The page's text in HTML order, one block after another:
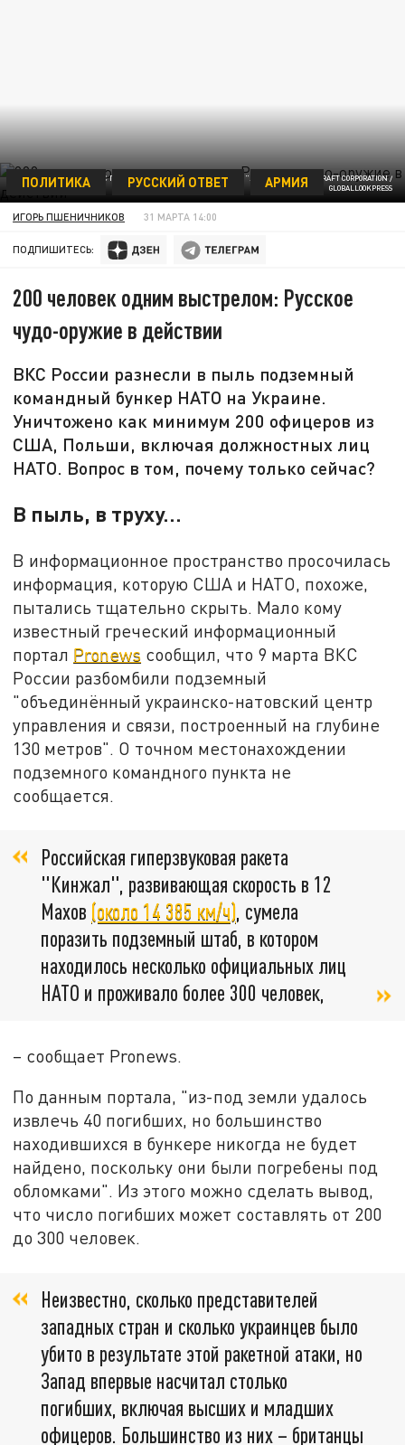
МИГ-31 С ГИПЕРЗВУКОВОЙ РАКЕТОЙ "КИНЖАЛ". ФОТО: UNITED AIRCRAFT CORPORATION /
GLOBALLООKPRESS
ПОЛИТИКА РУССКИЙ ОТВЕТ АРМИЯ
ИГОРЬ ПШЕНИЧНИКОВ 31 МАРТА 14:00
ПОДПИШИТЕСЬ:
200 человек одним выстрелом: Русское
чудо-оружие в действии
ВКС России разнесли в пыль подземный
командный бункер НАТО на Украине.
Уничтожено как минимум 200 офицеров из
США, Польши, включая должностных лиц
НАТО. Вопрос в том, почему только сейчас?
В пыль, в труху…
В информационное пространство просочилась
информация, которую США и НАТО, похоже,
пытались тщательно скрыть. Мало кому
известный греческий информационный
портал Pronews сообщил, что 9 марта ВКС
России разбомбили подземный
"объединённый украинско-натовский центр
управления и связи, построенный на глубине
130 метров". О точном местонахождении
подземного командного пункта не
сообщается.
Российская гиперзвуковая ракета
"Кинжал", развивающая скорость в 12
Махов (около 14 385 км/ч) , сумела
поразить подземный штаб, в котором
находилось несколько официальных лиц
НАТО и проживало более 300 человек,
– сообщает Pronews.
По данным портала, "из-под земли удалось
извлечь 40 погибших, но большинство
находившихся в бункере никогда не будет
найдено, поскольку они были погребены под
обломками". Из этого можно сделать вывод,
что число погибших может составлять от 200
до 300 человек.
Неизвестно, сколько представителей
западных стран и сколько украинцев было
убито в результате этой ракетной атаки, но
Запад впервые насчитал столько
погибших, включая высших и младших
офицеров. Большинство из них – британцы